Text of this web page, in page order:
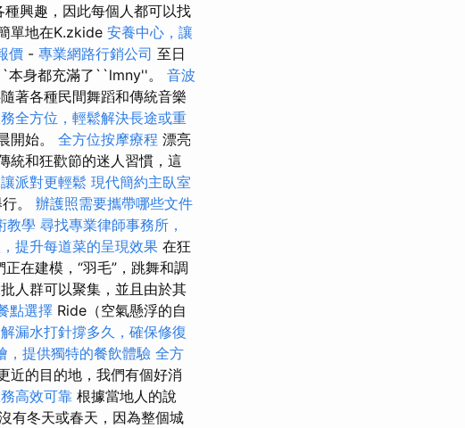
興趣，因此每個人都可以找
單地在K.zkide 安養中心，讓
價 - 專業網路行銷公司 至日
本身都充滿了``lmny''。 音波
著各種民間舞蹈和傳統音樂
全方位，輕鬆解決長途或重
開始。 全方位按摩療程 漂亮
統和狂歡節的迷人習慣，這
派對更輕鬆 現代簡約主臥室
。 辦護照需要攜帶哪些文件
教學 尋找專業律師事務所，
提升每道菜的呈現效果 在狂
在建模，“羽毛”，跳舞和調
人群可以聚集，並且由於其
點選擇 Ride（空氣懸浮的自
漏水打針撐多久，確保修復
，提供獨特的餐飲體驗 全方
近的目的地，我們有個好消
高效可靠 根據當地人的說
有冬天或春天，因為整個城